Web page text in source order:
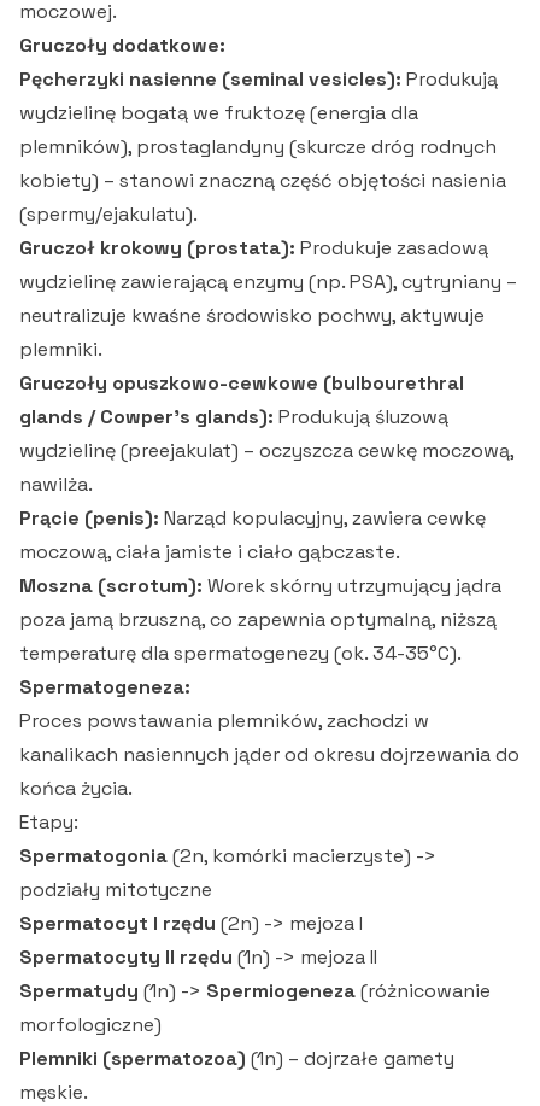
moczowej.
Gruczoły dodatkowe:
Pęcherzyki nasienne (seminal vesicles): Produkują
wydzielinę bogatą we fruktozę (energia dla
plemników), prostaglandyny (skurcze dróg rodnych
kobiety) – stanowi znaczną część objętości nasienia
(spermy/ejakulatu).
Gruczoł krokowy (prostata): Produkuje zasadową
wydzielinę zawierającą enzymy (np. PSA), cytryniany –
neutralizuje kwaśne środowisko pochwy, aktywuje
plemniki.
Gruczoły opuszkowo-cewkowe (bulbourethral
glands / Cowper's glands): Produkują śluzową
wydzielinę (preejakulat) – oczyszcza cewkę moczową,
nawilża.
Prącie (penis): Narząd kopulacyjny, zawiera cewkę
moczową, ciała jamiste i ciało gąbczaste.
Moszna (scrotum): Worek skórny utrzymujący jądra
poza jamą brzuszną, co zapewnia optymalną, niższą
temperaturę dla spermatogenezy (ok. 34-35°C).
Spermatogeneza:
Proces powstawania plemników, zachodzi w
kanalikach nasiennych jąder od okresu dojrzewania do
końca życia.
Etapy:
Spermatogonia(2n, komórki macierzyste) ->
podziały mitotyczne
Spermatocyt I rzędu (2n) -> mejoza I
Spermatocyty II rzędu (1n) -> mejoza II
Spermatydy (1n) -> Spermiogeneza(różnicowanie
morfologiczne)
Plemniki (spermatozoa) (1n) – dojrzałe gamety
męskie.